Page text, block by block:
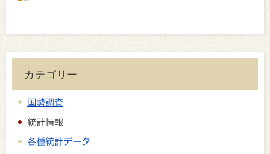
カテゴリー
国勢調査
統計情報
各種統計データ